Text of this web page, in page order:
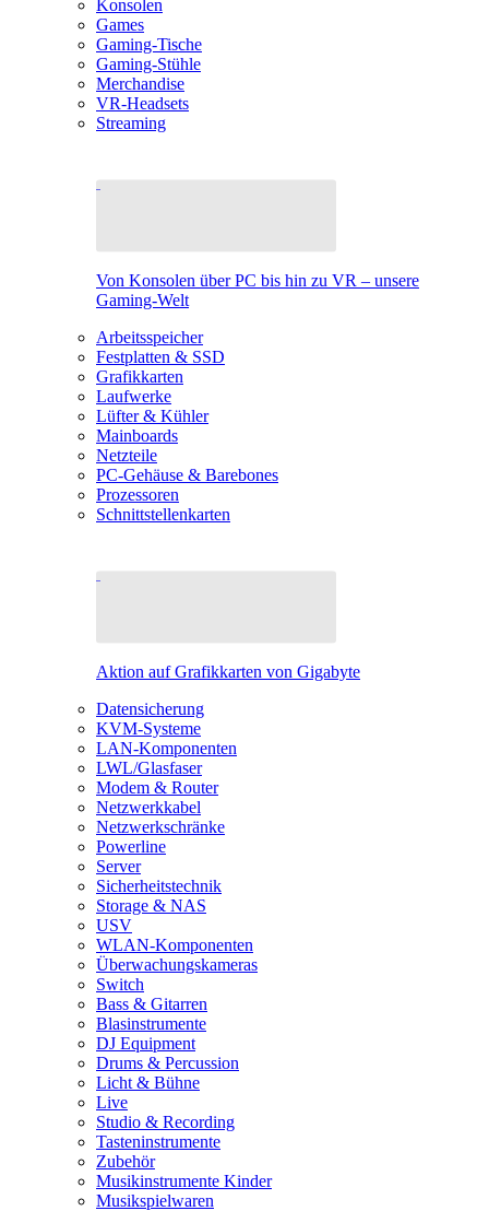
Konsolen
Games
Gaming-Tische
Gaming-Stühle
Merchandise
VR-Headsets
Streaming
Von Konsolen über PC bis hin zu VR – unsere
Gaming-Welt
Arbeitsspeicher
Festplatten & SSD
Grafikkarten
Laufwerke
Lüfter & Kühler
Mainboards
Netzteile
PC-Gehäuse & Barebones
Prozessoren
Schnittstellenkarten
Aktion auf Grafikkarten von Gigabyte
Datensicherung
KVM-Systeme
LAN-Komponenten
LWL/Glasfaser
Modem & Router
Netzwerkkabel
Netzwerkschränke
Powerline
Server
Sicherheitstechnik
Storage & NAS
USV
WLAN-Komponenten
Überwachungskameras
Switch
Bass & Gitarren
Blasinstrumente
DJ Equipment
Drums & Percussion
Licht & Bühne
Live
Studio & Recording
Tasteninstrumente
Zubehör
Musikinstrumente Kinder
Musikspielwaren